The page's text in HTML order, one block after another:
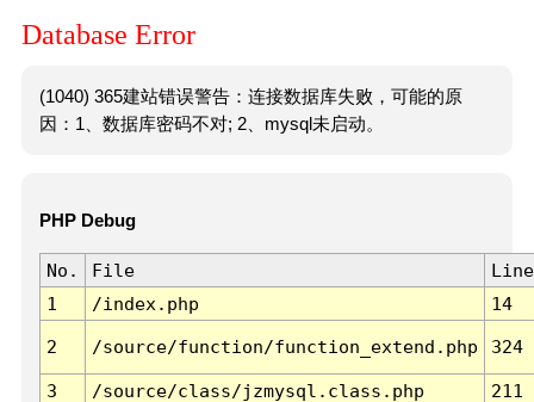
Database Error
(1040) 365建站错误警告：连接数据库失败，可能的原
因：1、数据库密码不对; 2、mysql未启动。
PHP Debug
No. File
Line
1
/index.php 14
2 /source/function/function_extend.php 324
3 /source/class/jzmysql.class.php
211